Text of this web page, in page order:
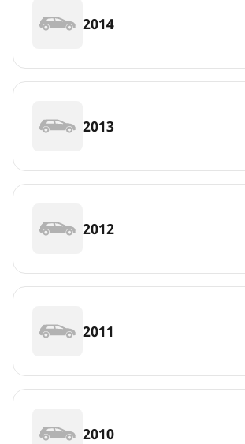
2014
2013
2012
2011
2010